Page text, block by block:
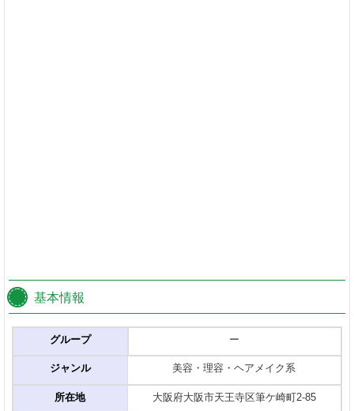
基本情報
グループ
ジャンル
所在地
ー
美容・理容・ヘアメイク系
大阪府大阪市天王寺区筆ケ崎町2-85